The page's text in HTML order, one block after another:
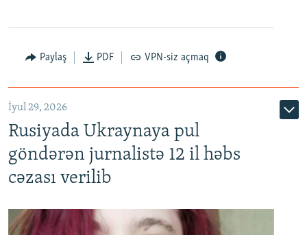
Paylaş PDF VPN-siz açmaq
İyul 29, 2026
Rusiyada Ukraynaya pul
göndərən jurnalistə 12 il həbs
cəzası verilib